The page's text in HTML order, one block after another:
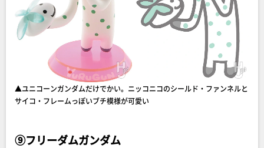
▲ユニコーンガンダムだけでかい。ニッコニコのシールド・ファンネルと
サイコ・フレームっぽいブチ模様が可愛い
⑨フリーダムガンダム